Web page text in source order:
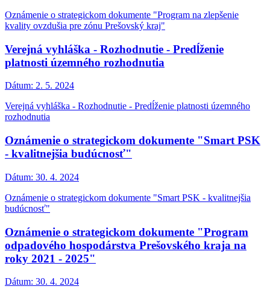
Oznámenie o strategickom dokumente "Program na zlepšenie
kvality ovzdušia pre zónu Prešovský kraj"
Verejná vyhláška - Rozhodnutie - Predĺženie
platnosti územného rozhodnutia
Dátum: 2. 5. 2024
Verejná vyhláška - Rozhodnutie - Predĺženie platnosti územného
rozhodnutia
Oznámenie o strategickom dokumente "Smart PSK
- kvalitnejšia budúcnosť"
Dátum: 30. 4. 2024
Oznámenie o strategickom dokumente "Smart PSK - kvalitnejšia
budúcnosť"
Oznámenie o strategickom dokumente "Program
odpadového hospodárstva Prešovského kraja na
roky 2021 - 2025"
Dátum: 30. 4. 2024